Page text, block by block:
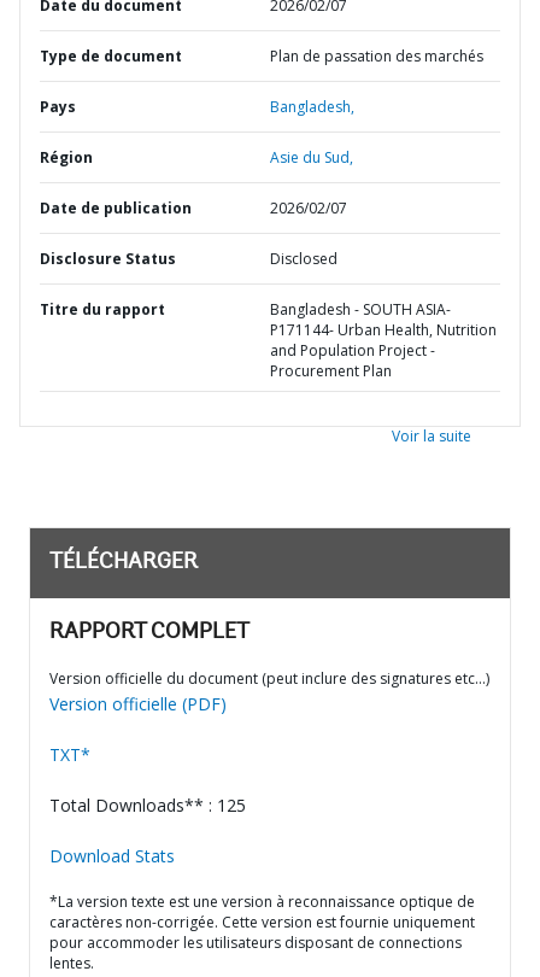
Date du document 2026/02/07
Type de document Plan de passation des marchés
Pays Bangladesh,
Région Asie du Sud,
Date de publication 2026/02/07
Disclosure Status Disclosed
Titre du rapport
Bangladesh - SOUTH ASIA-
P171144- Urban Health, Nutrition
and Population Project -
Procurement Plan
Voir la suite
TÉLÉCHARGER
RAPPORT COMPLET
Version officielle du document (peut inclure des signatures etc…)
Version officielle (PDF)
TXT*
Total Downloads** : 125
Download Stats
*La version texte est une version à reconnaissance optique de
caractères non-corrigée. Cette version est fournie uniquement
pour accommoder les utilisateurs disposant de connections
lentes.